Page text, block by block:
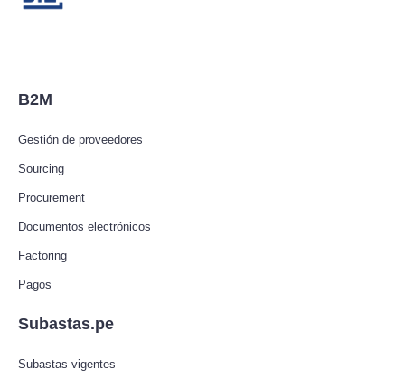
B2M
Gestión de proveedores
Sourcing
Procurement
Documentos electrónicos
Factoring
Pagos
Subastas.pe
Subastas vigentes